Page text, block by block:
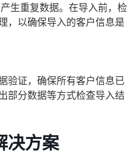
生重复数据。在导入前，检
，以确保导入的客户信息是
验证，确保所有客户信息已
部分数据等方式检查导入结
决方案